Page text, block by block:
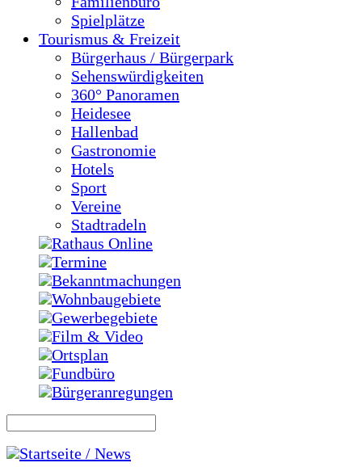
Spielplätze
Tourismus & Freizeit
Bürgerhaus / Bürgerpark
Sehenswürdigkeiten
360° Panoramen
Heidesee
Hallenbad
Gastronomie
Hotels
Sport
Vereine
Stadtradeln
Rathaus Online
Termine
Bekanntmachungen
Wohnbaugebiete
Gewerbegebiete
Film & Video
Ortsplan
Fundbüro
Bürgeranregungen
Startseite / News